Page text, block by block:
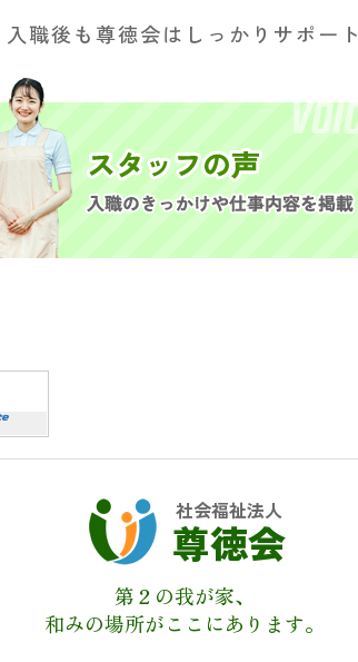
入職後も尊徳会はしっかりサポート
社会福祉法人
尊徳会
第２の我が家、
和みの場所がここにあります。